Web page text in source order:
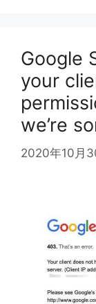
Google
your
we’re
2020年10月